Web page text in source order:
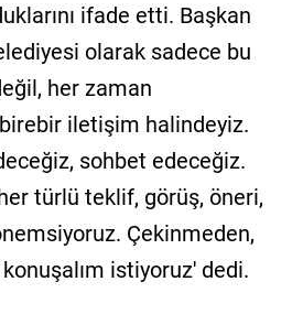
ifade etti. Başkan
olarak sadece bu
her zaman
iletişim halindeyiz.
sohbet edeceğiz.
türlü teklif, görüş, öneri,
Çekinmeden,
istiyoruz' dedi.